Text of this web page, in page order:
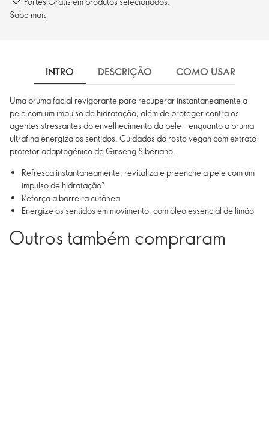
Sabe mais
INTRO DESCRIÇÃO COMO USAR
Uma bruma facial revigorante para recuperar instantaneamente a
pele com um impulso de hidratação, além de proteger contra os
agentes stressantes do envelhecimento da pele - enquanto a bruma
ultrafina energiza os sentidos. Cuidados do rosto vegan com extrato
protetor adaptogénico de Ginseng Siberiano.
Refresca instantaneamente, revitaliza e preenche a pele com um
impulso de hidratação*
Reforça a barreira cutânea
Energize os sentidos em movimento, com óleo essencial de limão
Outros também compraram